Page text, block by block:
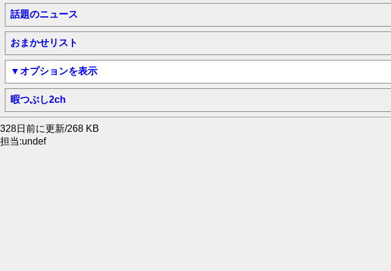
話題のニュース
おまかせリスト
▼オプションを表示
暇つぶし2ch
328日前に更新/268 KB
担当:undef